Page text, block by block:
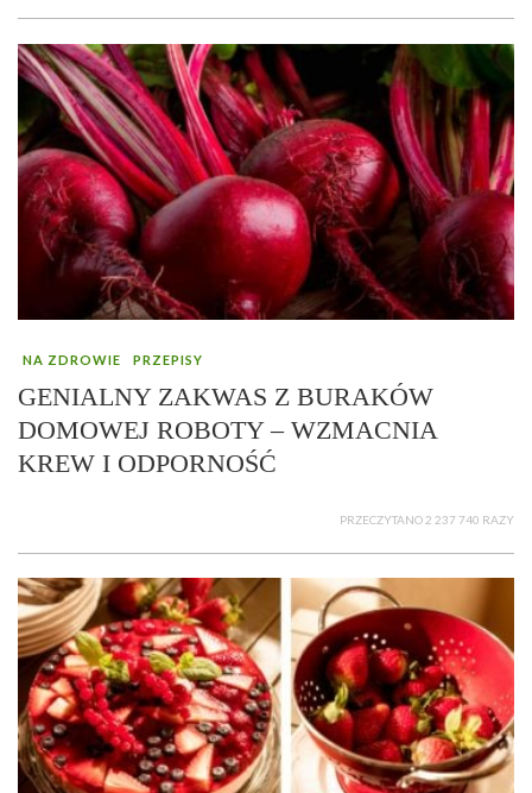
NA ZDROWIE PRZEPISY
GENIALNY ZAKWAS Z BURAKÓW
DOMOWEJ ROBOTY – WZMACNIA
KREW I ODPORNOŚĆ
PRZECZYTANO 2 237 740 RAZY